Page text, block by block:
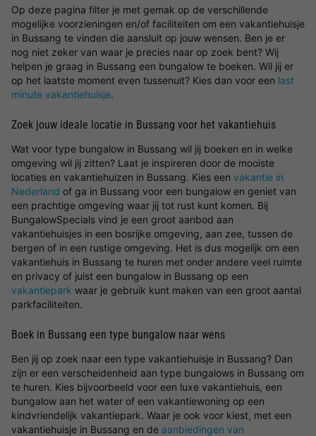
Op deze pagina filter je met gemak op de verschillende
mogelijke voorzieningen en/of faciliteiten om een vakantiehuisje
in Bussang te vinden die aansluit op jouw wensen. Ben je er
nog niet zeker van waar je precies naar op zoek bent? Wij
helpen je graag in Bussang een bungalow te boeken. Wil jij er
op het laatste moment even tussenuit? Kies dan voor een last
minute vakantiehuisje.
Zoek jouw ideale locatie in Bussang voor het vakantiehuis
Wat voor type bungalow in Bussang wil jij boeken en in welke
omgeving wil jij zitten? Laat je inspireren door de mooiste
locaties en vakantiehuizen in Bussang. Kies een vakantie in
Nederland of ga in Bussang voor een bungalow en geniet van
een prachtige omgeving waar jij tot rust kunt komen. Bij
BungalowSpecials vind je een groot aanbod aan
vakantiehuisjes in een bosrijke omgeving, aan zee, tussen de
bergen of in een rustige omgeving. Het is dus mogelijk om een
vakantiehuis in Bussang te huren met onder andere veel ruimte
en privacy of juist een bungalow in Bussang op een
vakantiepark waar je gebruik kunt maken van een groot aantal
parkfaciliteiten.
Boek in Bussang een type bungalow naar wens
Ben jij op zoek naar een type vakantiehuisje in Bussang? Dan
zijn er een verscheidenheid aan type bungalows in Bussang om
te huren. Kies bijvoorbeeld voor een luxe vakantiehuis, een
bungalow aan het water of een vakantiewoning op een
kindvriendelijk vakantiepark. Waar je ook voor kiest, met een
vakantiehuisje in Bussang en de aanbiedingen van